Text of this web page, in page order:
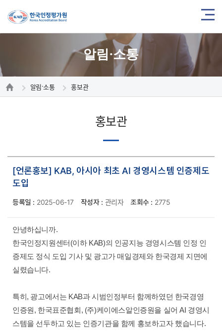
알림·소통
알림·소통 홍보관
홍보관
[언론홍보] KAB, 아시아 최초 AI 경영시스템 인증제도
도입
등록일 : 2025-06-17 작성자 : 관리자 조회수 : 2775
안녕하십니까.
한국인정지원센터(이하 KAB)의 인공지능 경영시스템 인정 인
증제도 정식 도입 기사 및 광고가 매일경제와 한국경제 지면에
실렸습니다.
특히, 광고에서는 KAB과 시범인정부터 함께하였던 한국​경영
인증원, 한국표준협회, (주)케이에스알인증원을 실어 AI 경영시
스템을 선두하고 있는 인증기관을 함께 홍보하고자 했습니다.